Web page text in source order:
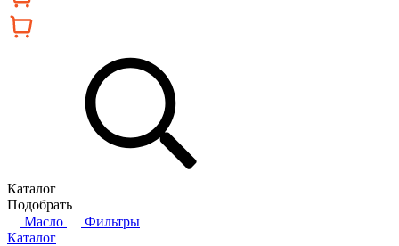
Каталог
Подобрать
Масло
Фильтры
Каталог